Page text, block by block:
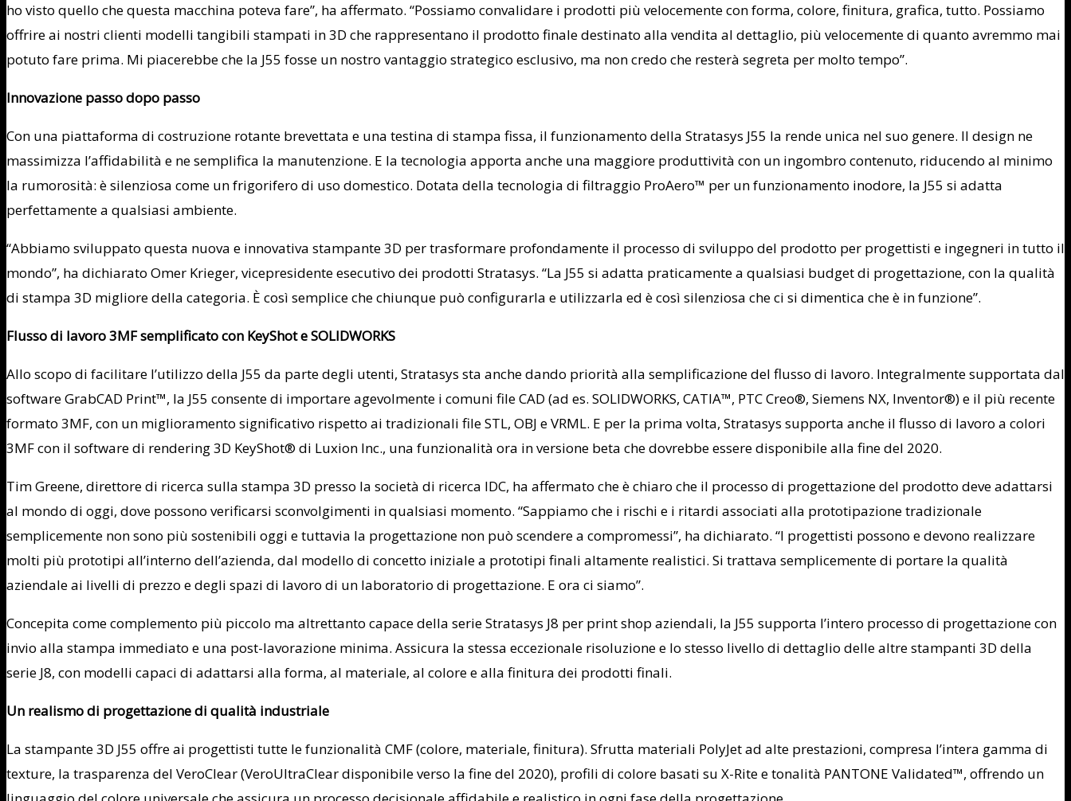
ho visto quello che questa macchina poteva fare”, ha affermato. “Possiamo convalidare i prodotti più velocemente con forma, colore, finitura, grafica, tutto. Possiamo
offrire ai nostri clienti modelli tangibili stampati in 3D che rappresentano il prodotto finale destinato alla vendita al dettaglio, più velocemente di quanto avremmo mai
potuto fare prima. Mi piacerebbe che la J55 fosse un nostro vantaggio strategico esclusivo, ma non credo che resterà segreta per molto tempo”.
Innovazione passo dopo passo
Con una piattaforma di costruzione rotante brevettata e una testina di stampa fissa, il funzionamento della Stratasys J55 la rende unica nel suo genere. Il design ne
massimizza l’affidabilità e ne semplifica la manutenzione. E la tecnologia apporta anche una maggiore produttività con un ingombro contenuto, riducendo al minimo
la rumorosità: è silenziosa come un frigorifero di uso domestico. Dotata della tecnologia di filtraggio ProAero™ per un funzionamento inodore, la J55 si adatta
perfettamente a qualsiasi ambiente.
“Abbiamo sviluppato questa nuova e innovativa stampante 3D per trasformare profondamente il processo di sviluppo del prodotto per progettisti e ingegneri in tutto il
mondo”, ha dichiarato Omer Krieger, vicepresidente esecutivo dei prodotti Stratasys. “La J55 si adatta praticamente a qualsiasi budget di progettazione, con la qualità
di stampa 3D migliore della categoria. È così semplice che chiunque può configurarla e utilizzarla ed è così silenziosa che ci si dimentica che è in funzione”.
Flusso di lavoro 3MF semplificato con KeyShot e SOLIDWORKS
Allo scopo di facilitare l’utilizzo della J55 da parte degli utenti, Stratasys sta anche dando priorità alla semplificazione del flusso di lavoro. Integralmente supportata dal
software GrabCAD Print™, la J55 consente di importare agevolmente i comuni file CAD (ad es. SOLIDWORKS, CATIA™, PTC Creo®, Siemens NX, Inventor®) e il più recente
formato 3MF, con un miglioramento significativo rispetto ai tradizionali file STL, OBJ e VRML. E per la prima volta, Stratasys supporta anche il flusso di lavoro a colori
3MF con il software di rendering 3D KeyShot® di Luxion Inc., una funzionalità ora in versione beta che dovrebbe essere disponibile alla fine del 2020.
Tim Greene, direttore di ricerca sulla stampa 3D presso la società di ricerca IDC, ha affermato che è chiaro che il processo di progettazione del prodotto deve adattarsi
al mondo di oggi, dove possono verificarsi sconvolgimenti in qualsiasi momento. “Sappiamo che i rischi e i ritardi associati alla prototipazione tradizionale
semplicemente non sono più sostenibili oggi e tuttavia la progettazione non può scendere a compromessi”, ha dichiarato. “I progettisti possono e devono realizzare
molti più prototipi all’interno dell’azienda, dal modello di concetto iniziale a prototipi finali altamente realistici. Si trattava semplicemente di portare la qualità
aziendale ai livelli di prezzo e degli spazi di lavoro di un laboratorio di progettazione. E ora ci siamo”.
Concepita come complemento più piccolo ma altrettanto capace della serie Stratasys J8 per print shop aziendali, la J55 supporta l’intero processo di progettazione con
invio alla stampa immediato e una post-lavorazione minima. Assicura la stessa eccezionale risoluzione e lo stesso livello di dettaglio delle altre stampanti 3D della
serie J8, con modelli capaci di adattarsi alla forma, al materiale, al colore e alla finitura dei prodotti finali.
Un realismo di progettazione di qualità industriale
La stampante 3D J55 offre ai progettisti tutte le funzionalità CMF (colore, materiale, finitura). Sfrutta materiali PolyJet ad alte prestazioni, compresa l’intera gamma di
texture, la trasparenza del VeroClear (VeroUltraClear disponibile verso la fine del 2020), profili di colore basati su X-Rite e tonalità PANTONE Validated™, offrendo un